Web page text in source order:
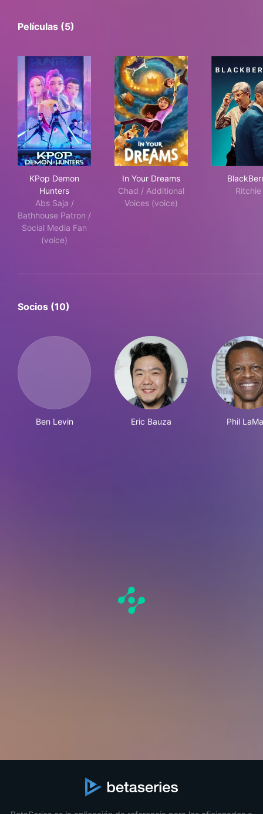
Películas (5)
KPop Demon
Hunters
Abs Saja /
Bathhouse Patron /
Social Media Fan
(voice)
In Your Dreams
Chad / Additional
Voices (voice)
Ritchie
Socios (10)
Ben Levin Eric Bauza Phil